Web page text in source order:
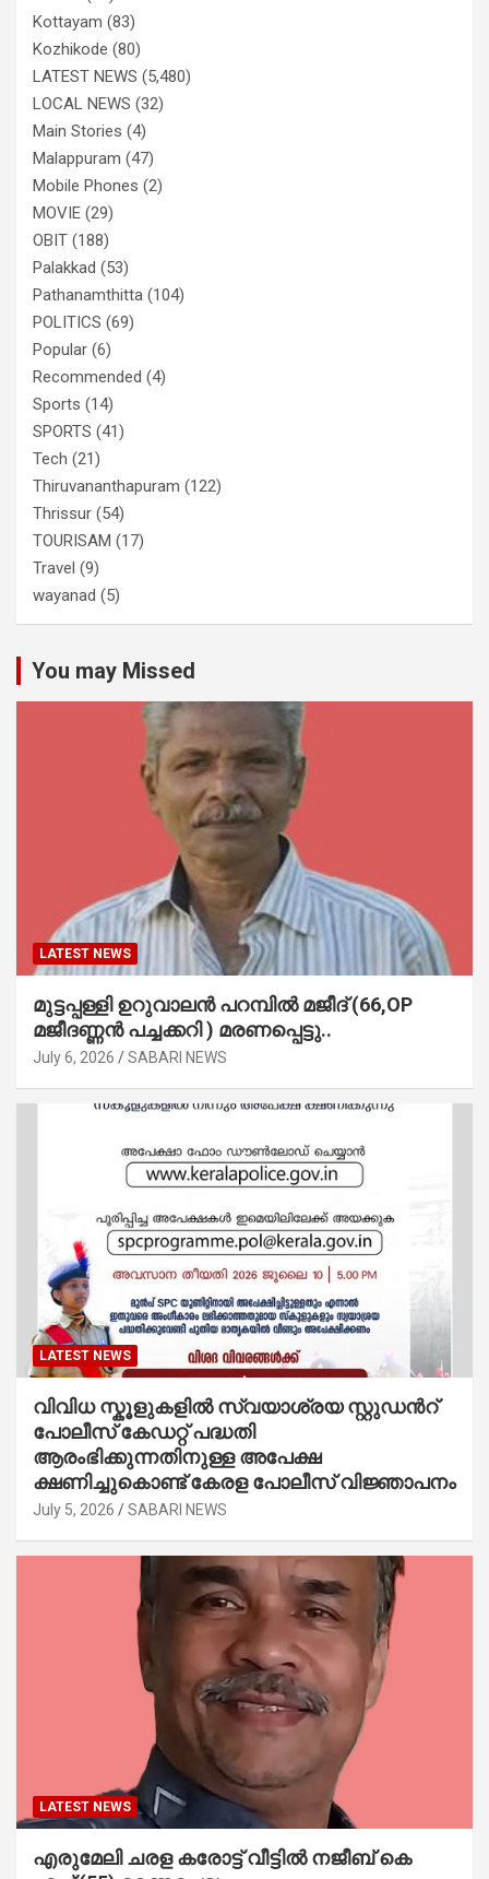
Kottayam (83)
Kozhikode (80)
LATEST NEWS (5,480)
LOCAL NEWS (32)
Main Stories (4)
Malappuram (47)
Mobile Phones (2)
MOVIE (29)
OBIT (188)
Palakkad (53)
Pathanamthitta (104)
POLITICS (69)
Popular (6)
Recommended (4)
Sports (14)
SPORTS (41)
Tech (21)
Thiruvananthapuram (122)
Thrissur (54)
TOURISAM (17)
Travel (9)
wayanad (5)
You may Missed
LATEST NEWS
മുട്ടപ്പള്ളി ഉറുവാലൻ പറമ്പിൽ മജീദ് (66,OP
മജീദണ്ണൻ പച്ചക്കറി ) മരണപ്പെട്ടു..
July 6, 2026 SABARI NEWS
LATEST NEWS
വിവിധ സ്കൂളുകളില്‍ സ്വയാശ്രയ സ്റ്റുഡന്‍റ്
പോലീസ് കേഡറ്റ് പദ്ധതി
ആരംഭിക്കുന്നതിനുള്ള അപേക്ഷ
ക്ഷണിച്ചുകൊണ്ട് കേരള പോലീസ് വിജ്ഞാപനം
July 5, 2026 SABARI NEWS
LATEST NEWS
എരുമേലി ചരള കരോട്ട് വീട്ടിൽ നജീബ് കെ